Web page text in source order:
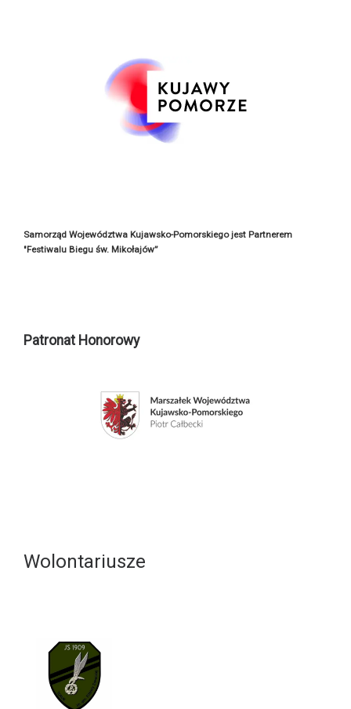
Samorząd Województwa Kujawsko-Pomorskiego jest Partnerem
"Festiwalu Biegu św. Mikołajów”
Patronat Honorowy
Wolontariusze